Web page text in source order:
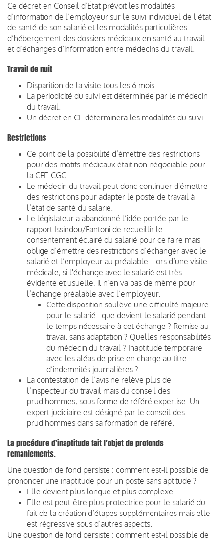
Ce décret en Conseil d’État prévoit les modalités
d’information de l’employeur sur le suivi individuel de l’état
de santé de son salarié et les modalités particulières
d’hébergement des dossiers médicaux en santé au travail
et d’échanges d’information entre médecins du travail.
Travail de nuit
Disparition de la visite tous les 6 mois.
La périodicité du suivi est déterminée par le médecin
du travail.
Un décret en CE déterminera les modalités du suivi.
Restrictions
Ce point de la possibilité d’émettre des restrictions
pour des motifs médicaux était non négociable pour
la CFE-CGC.
Le médecin du travail peut donc continuer d'émettre
des restrictions pour adapter le poste de travail à
l’état de santé du salarié.
Le législateur a abandonné l’idée portée par le
rapport Issindou/Fantoni de recueillir le
consentement éclairé du salarié pour ce faire mais
oblige d’émettre des restrictions d’échanger avec le
salarié et l’employeur au préalable. Lors d’une visite
médicale, si l'échange avec le salarié est très
évidente et usuelle, il n’en va pas de même pour
l’échange préalable avec l’employeur.
Cette disposition soulève une difficulté majeure
pour le salarié : que devient le salarié pendant
le temps nécessaire à cet échange ? Remise au
travail sans adaptation ? Quelles responsabilités
du médecin du travail ? Inaptitude temporaire
avec les aléas de prise en charge au titre
d’indemnités journalières ?
La contestation de l’avis ne relève plus de
l’inspecteur du travail mais du conseil des
prud’hommes, sous forme de référé expertise. Un
expert judiciaire est désigné par le conseil des
prud’hommes dans sa formation de référé.
La procédure d’inaptitude fait l’objet de profonds
remaniements.
Une question de fond persiste : comment est-il possible de
prononcer une inaptitude pour un poste sans aptitude ?
Elle devient plus longue et plus complexe.
Elle est peut-être plus protectrice pour le salarié du
fait de la création d’étapes supplémentaires mais elle
est régressive sous d’autres aspects.
Une question de fond persiste : comment est-il possible de